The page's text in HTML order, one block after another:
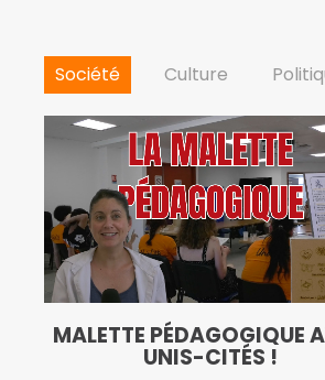
Société Culture
MALETTE PÉDAGOGIQUE
UNIS-CITÉS !